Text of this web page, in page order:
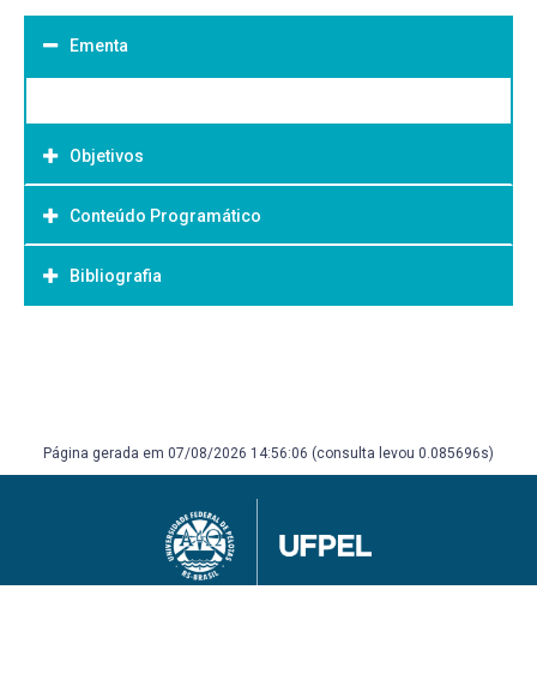
Ementa
Objetivos
Objetivo Geral:
Conteúdo Programático
Bibliografia
Página gerada em 07/08/2026 14:56:06 (consulta levou 0.085696s)